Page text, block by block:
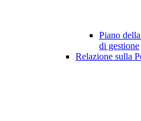
Piano
di gestione
Relazione sulla